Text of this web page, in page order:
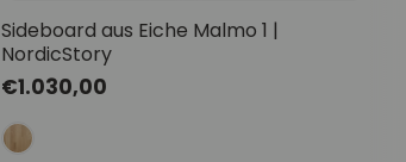
Sideboard aus Eiche Malmo 1 |
NordicStory
Normaler
Preis
€1.030,00